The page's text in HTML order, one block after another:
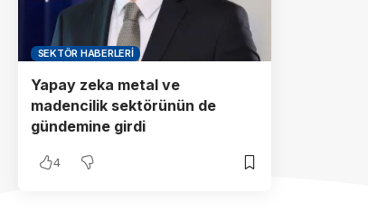
SEKTÖR HABERLERI
Yapay zeka metal ve
madencilik sektörünün de
gündemine girdi
4